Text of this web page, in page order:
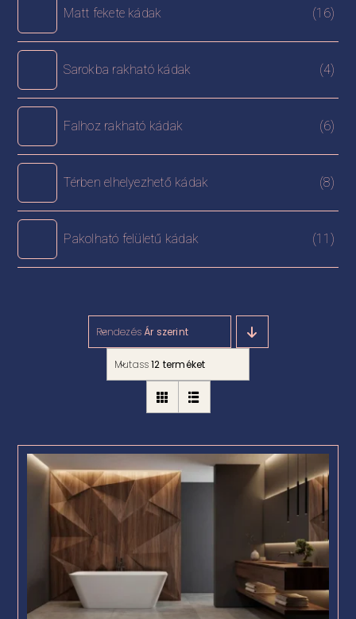
Matt fekete kádak (16)
Sarokba rakható kádak (4)
Falhoz rakható kádak (6)
Térben elhelyezhető kádak (8)
Pakolható felületű kádak (11)
Rendezés Ár szerint
Mutass12 terméket